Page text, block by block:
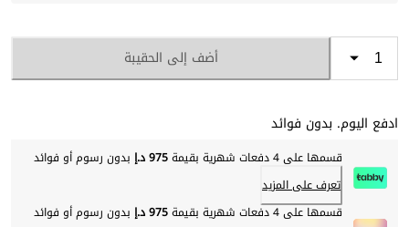
أضف إلى الحقيبة
ادفع اليوم. بدون فوائد
قسمها على 4 دفعات شهرية بقيمة 975 د.إ
بدون رسوم أو فوائد
تعرف على المزيد
قسمها على 4 دفعات شهرية بقيمة
975 د.إ
بدون رسوم أو فوائد